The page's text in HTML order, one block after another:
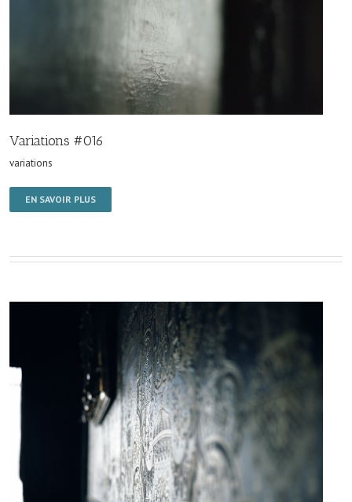
Variations #016
variations
EN SAVOIR PLUS